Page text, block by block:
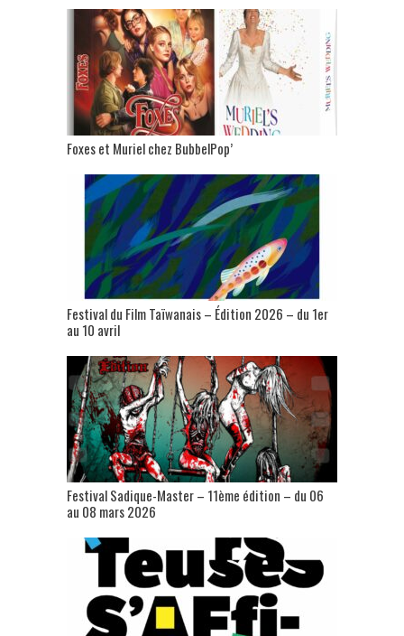
Foxes et Muriel chez BubbelPop’
Festival du Film Taïwanais – Édition 2026 – du 1er
au 10 avril
Festival Sadique-Master – 11ème édition – du 06
au 08 mars 2026